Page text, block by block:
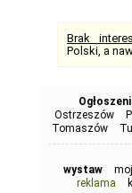
Brak
Polski, a
Ostrzeszów
Tomaszów
wystaw
reklama